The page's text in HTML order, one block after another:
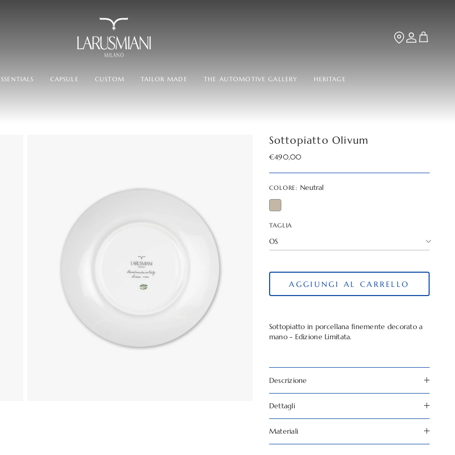
TROVA LA
Account
Carrello
CAPSULE CUSTOM TAILOR MADE THE AUTOMOTIVE GALLERY HERITAGE
Sottopiatto Olivum
Prezzo normale
€490,00
TAGLIA
OS
COLORE: Neutral
AGGIUNGI AL CARRELLO
Sottopiatto in porcellana finemente decorato a
mano - Edizione Limitata.
Descrizione
Dettagli
Materiali